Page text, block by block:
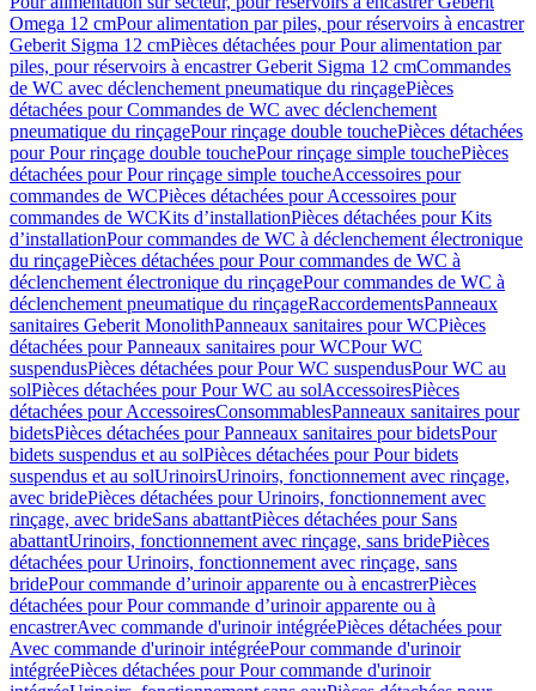
Omega 12 cmPour alimentation par piles, pour réservoirs à encastrer
Geberit Sigma 12 cmPièces détachées pour Pour alimentation par
piles, pour réservoirs à encastrer Geberit Sigma 12 cmCommandes
de WC avec déclenchement pneumatique du rinçagePièces
détachées pour Commandes de WC avec déclenchement
pneumatique du rinçagePour rinçage double touchePièces détachées
pour Pour rinçage double touchePour rinçage simple touchePièces
détachées pour Pour rinçage simple toucheAccessoires pour
commandes de WCPièces détachées pour Accessoires pour
commandes de WCKits d’installationPièces détachées pour Kits
d’installationPour commandes de WC à déclenchement électronique
du rinçagePièces détachées pour Pour commandes de WC à
déclenchement électronique du rinçagePour commandes de WC à
déclenchement pneumatique du rinçageRaccordementsPanneaux
sanitaires Geberit MonolithPanneaux sanitaires pour WCPièces
détachées pour Panneaux sanitaires pour WCPour WC
suspendusPièces détachées pour Pour WC suspendusPour WC au
solPièces détachées pour Pour WC au solAccessoiresPièces
détachées pour AccessoiresConsommablesPanneaux sanitaires pour
bidetsPièces détachées pour Panneaux sanitaires pour bidetsPour
bidets suspendus et au solPièces détachées pour Pour bidets
suspendus et au solUrinoirsUrinoirs, fonctionnement avec rinçage,
avec bridePièces détachées pour Urinoirs, fonctionnement avec
rinçage, avec brideSans abattantPièces détachées pour Sans
abattantUrinoirs, fonctionnement avec rinçage, sans bridePièces
détachées pour Urinoirs, fonctionnement avec rinçage, sans
bridePour commande d’urinoir apparente ou à encastrerPièces
détachées pour Pour commande d’urinoir apparente ou à
encastrerAvec commande d'urinoir intégréePièces détachées pour
Avec commande d'urinoir intégréePour commande d'urinoir
intégréePièces détachées pour Pour commande d'urinoir